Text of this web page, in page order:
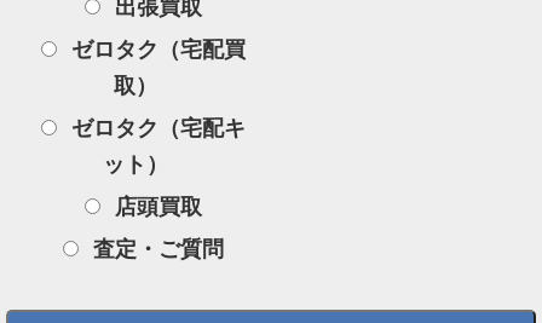
出張買取
ゼロタク（宅配買
取）
ゼロタク（宅配キ
ット）
店頭買取
査定・ご質問